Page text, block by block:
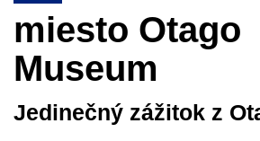
miesto Otago
Museum
Jedinečný zážitok z